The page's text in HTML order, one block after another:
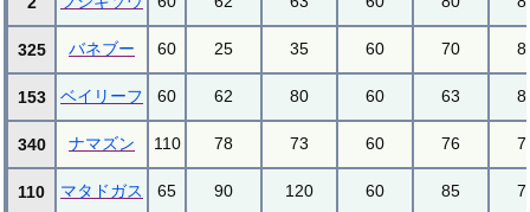
325 バネブー 60 25 35 60 70
153 ベイリーフ 60 62 80 60 63
340 ナマズン 110 78 73 60 76
110 マタドガス 65 90 120 60 85